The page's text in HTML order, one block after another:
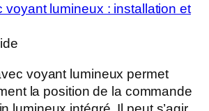
voyant lumineux : installation et
voyant lumineux permet
la position de la commande